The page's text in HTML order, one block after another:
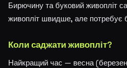
Бирючину та буковий живопліт
живопліт швидше, але потребує
Коли саджати живопліт?
Найкращий час — весна